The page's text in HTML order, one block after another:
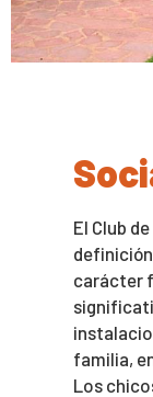
El Club
carácter
familia,
Los